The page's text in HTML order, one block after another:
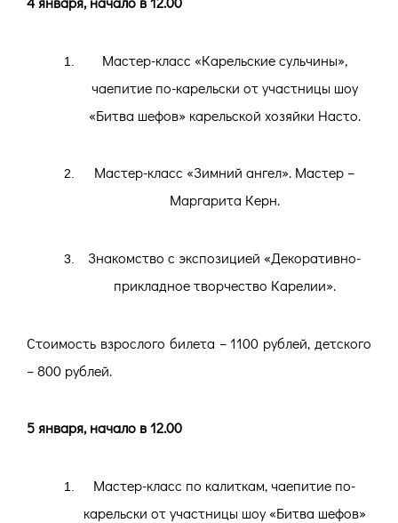
Мастер-класс «Карельские сульчины»,
чаепитие по-карельски от участницы шоу
«Битва шефов» карельской хозяйки Насто.
Мастер-класс «Зимний ангел». Мастер –
Маргарита Керн.
Знакомство с экспозицией «Декоративно-
прикладное творчество Карелии».
Стоимость взрослого билета – 1100 рублей, детского
– 800 рублей.
5 января, начало в 12.00
Мастер-класс по калиткам, чаепитие по-
карельски от участницы шоу «Битва шефов»